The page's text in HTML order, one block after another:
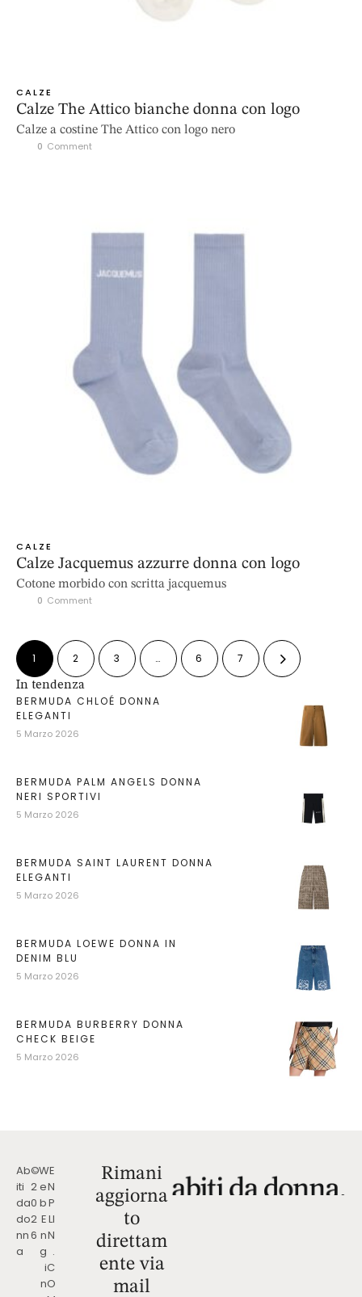
CALZE
Calze The Attico bianche donna con logo
Calze a costine The Attico con logo nero
0 Comment
CALZE
Calze Jacquemus azzurre donna con logo
Cotone morbido con scritta jacquemus
0 Comment
1 2 3 … 6 7
In tendenza
BERMUDA CHLOÉ DONNA
ELEGANTI
5 Marzo 2026
BERMUDA PALM ANGELS DONNA
NERI SPORTIVI
5 Marzo 2026
BERMUDA SAINT LAURENT DONNA
ELEGANTI
5 Marzo 2026
BERMUDA LOEWE DONNA IN
DENIM BLU
5 Marzo 2026
BERMUDA BURBERRY DONNA
CHECK BEIGE
5 Marzo 2026
Ab
iti
da
do
nn
a
©
2
0
2
6
W
e
b
E
n
g
i
n
E
N
P
LI
N
.
C
O
Rimani
aggiorna
to
direttam
ente via
mail